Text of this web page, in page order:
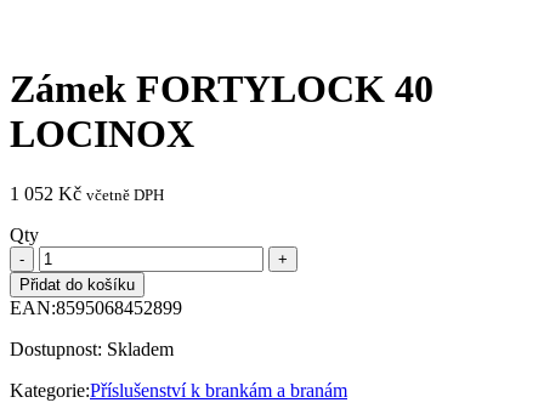
Zámek FORTYLOCK 40
LOCINOX
1 052 Kč včetně DPH
Qty
Přidat do košíku
EAN:8595068452899
Dostupnost: Skladem
Kategorie:Příslušenství k brankám a branám